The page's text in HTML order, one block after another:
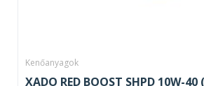
Kenőanyagok
XADO RED BOOST SHPD 10W-40